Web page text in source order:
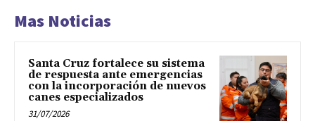
Mas Noticias
Santa Cruz fortalece su sistema
de respuesta ante emergencias
con la incorporación de nuevos
canes especializados
31/07/2026